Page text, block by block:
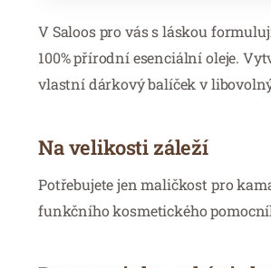
V Saloos pro vás s láskou
100% přírodní esenciální oleje.
vlastní dárkový balíček v
Na velikosti záleží
Potřebujete jen maličkost pro
funkčního kosmetického